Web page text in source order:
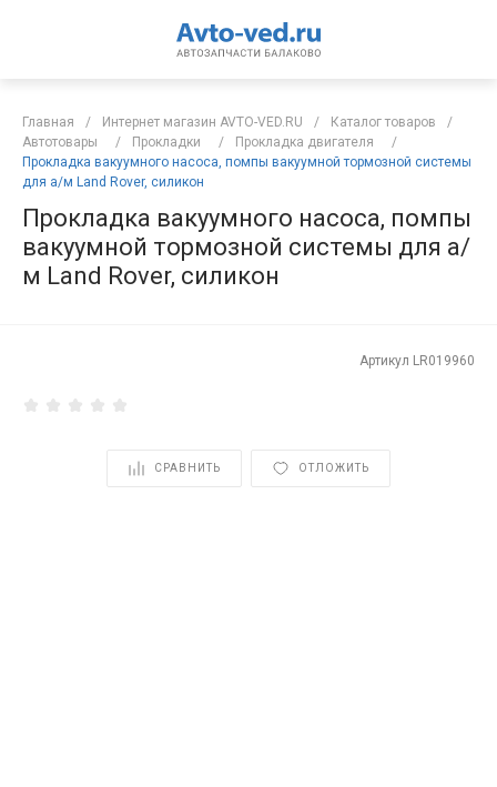
Главная / Интернет магазин AVTO-VED.RU / Каталог товаров
/
Автотовары
/ Прокладки / Прокладка двигателя
/
Прокладка вакуумного насоса, помпы вакуумной тормозной системы
для а/м Land Rover, силикон
Прокладка вакуумного насоса, помпы
вакуумной тормозной системы для а/
м Land Rover, силикон
Артикул LR019960
СРАВНИТЬ ОТЛОЖИТЬ